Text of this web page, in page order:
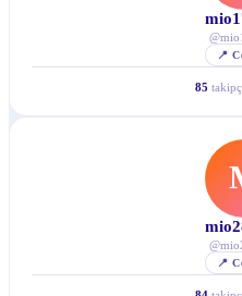
@
📍
85
@
📍